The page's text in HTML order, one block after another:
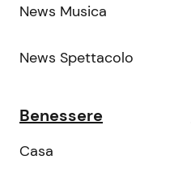
News Musica
News Spettacolo
Benessere
Casa